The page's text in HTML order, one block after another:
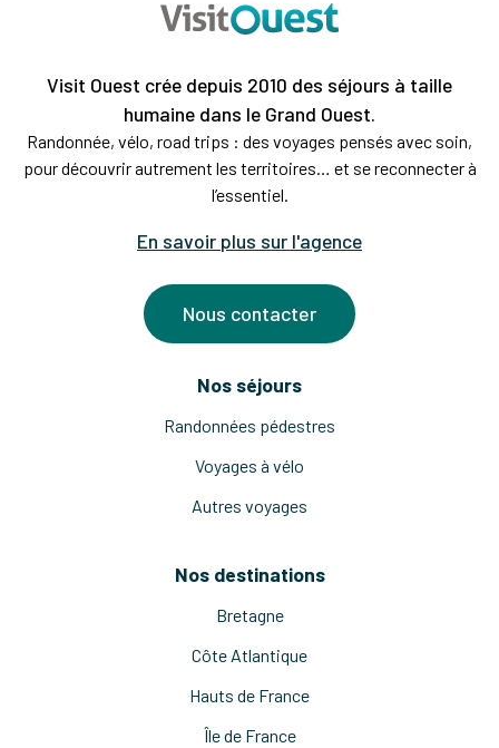
Visit Ouest crée depuis 2010 des séjours à taille
humaine dans le Grand Ouest.
Randonnée, vélo, road trips : des voyages pensés avec soin,
pour découvrir autrement les territoires… et se reconnecter à
l’essentiel.
En savoir plus sur l'agence
Nous contacter
Nos séjours
Randonnées pédestres
Voyages à vélo
Autres voyages
Nos destinations
Bretagne
Côte Atlantique
Hauts de France
Île de France